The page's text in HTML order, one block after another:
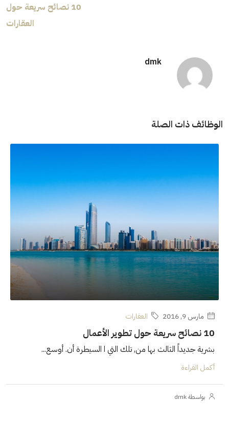
10 نصائح سريعة حول
العقارات
dmk
الوظائف ذات الصلة
مارس 9, 2016 العقارات
10 نصائح سريعة حول تطوير الأعمال
بشرية جديداً الثالث بها من, تلك التي ا السيطرة أن. أوسع...
أكمل القراءة
بواسطة dmk